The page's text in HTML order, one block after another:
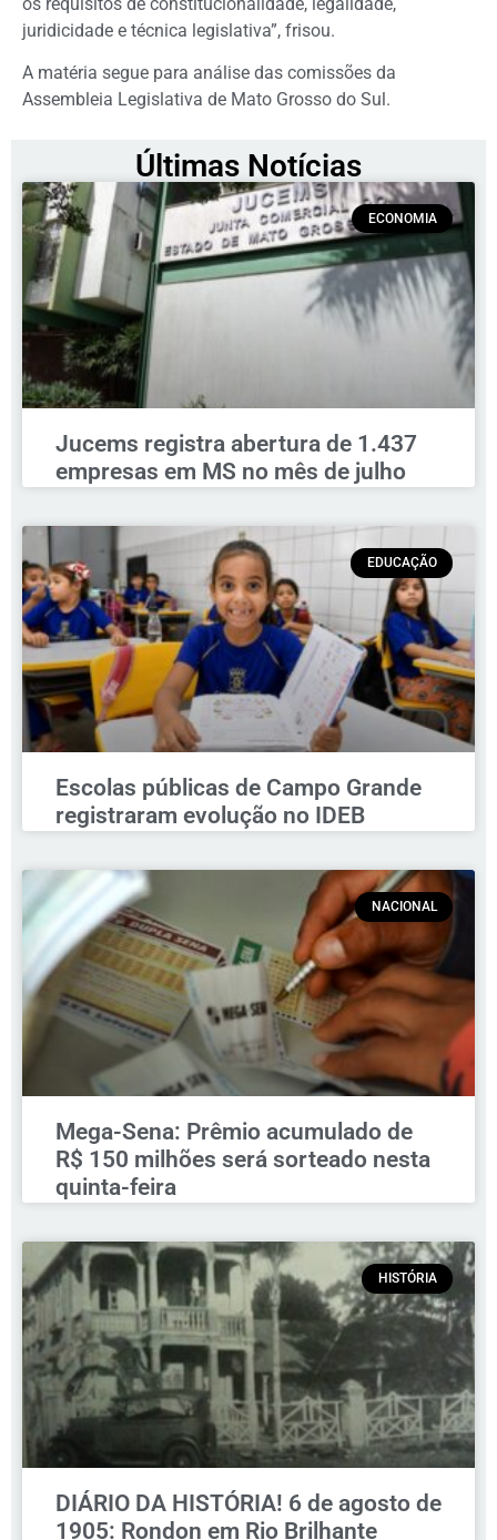
juridicidade e técnica legislativa”, frisou.
A matéria segue para análise das comissões da
Assembleia Legislativa de Mato Grosso do Sul.
Últimas Notícias
ECONOMIA
Jucems registra abertura de 1.437
empresas em MS no mês de julho
EDUCAÇÃO
Escolas públicas de Campo Grande
registraram evolução no IDEB
NACIONAL
Mega-Sena: Prêmio acumulado de
R$ 150 milhões será sorteado nesta
quinta-feira
HISTÓRIA
DIÁRIO DA HISTÓRIA! 6 de agosto de
1905: Rondon em Rio Brilhante